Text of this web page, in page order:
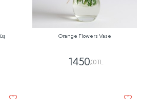
Orange Flowers Vase
1450,00 TL